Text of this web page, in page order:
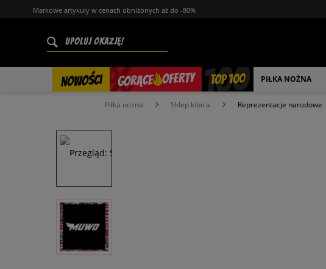
Markowe artykuły w cenach obniżonych aż do -80%
NOWOŚCI GORĄCE OFERTY
% TOP 100 PIŁKA NOŻNA
Piłka nożna Sklep kibica Reprezentacje narodowe